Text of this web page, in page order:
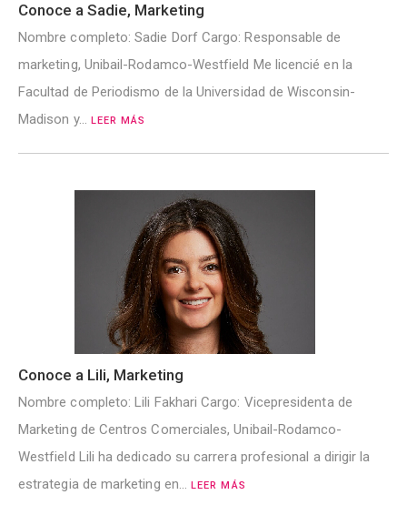
Conoce a Sadie, Marketing
Nombre completo: Sadie Dorf Cargo: Responsable de
marketing, Unibail-Rodamco-Westfield Me licencié en la
Facultad de Periodismo de la Universidad de Wisconsin-
Madison y… LEER MÁS
Conoce a Lili, Marketing
Nombre completo: Lili Fakhari Cargo: Vicepresidenta de
Marketing de Centros Comerciales, Unibail-Rodamco-
Westfield Lili ha dedicado su carrera profesional a dirigir la
estrategia de marketing en… LEER MÁS